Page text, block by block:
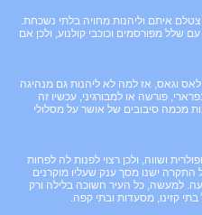
איתם וליהנות מחויה בלתי נשכחת.
שלל מפורסמים וכוכבי קולנוע, ולכן אם
וגאס, אז למה לא ליהנות גם מנהיגה
פורשה או למבורגיני, עכשיו זה
מכמה סיבובים של אושר על מסלולי
ושווה, ולכן רצוי לפנות לה לפחות
התקרה ישנו מסך ענק שעליו מוקרנים
למעשה, כל העיר חשוכה בלילה ורק
קזינו, מסעדות ובתי קפה.